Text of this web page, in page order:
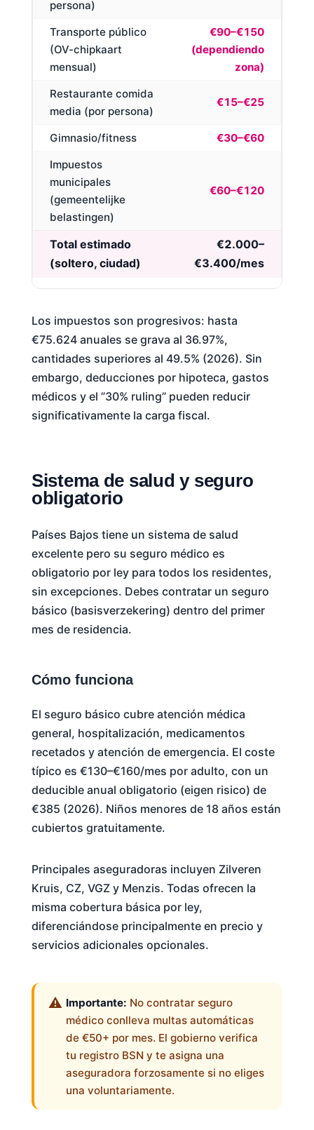
persona)
Transporte público
(OV-chipkaart
mensual)
€90–€150
(dependiendo
zona)
Restaurante comida
media (por persona)
€15–€25
Gimnasio/fitness
€30–€60
Impuestos
municipales
(gemeentelijke
belastingen)
€60–€120
Total estimado
(soltero, ciudad)
€2.000–
€3.400/mes
Los impuestos son progresivos: hasta
€75.624 anuales se grava al 36.97%,
cantidades superiores al 49.5% (2026). Sin
embargo, deducciones por hipoteca, gastos
médicos y el ”30% ruling” pueden reducir
significativamente la carga fiscal.
Sistema de salud y seguro
obligatorio
Países Bajos tiene un sistema de salud
excelente pero su seguro médico es
obligatorio por ley para todos los residentes,
sin excepciones. Debes contratar un seguro
básico (basisverzekering) dentro del primer
mes de residencia.
Cómo funciona
El seguro básico cubre atención médica
general, hospitalización, medicamentos
recetados y atención de emergencia. El coste
típico es €130–€160/mes por adulto, con un
deducible anual obligatorio (eigen risico) de
€385 (2026). Niños menores de 18 años están
cubiertos gratuitamente.
Principales aseguradoras incluyen Zilveren
Kruis, CZ, VGZ y Menzis. Todas ofrecen la
misma cobertura básica por ley,
diferenciándose principalmente en precio y
servicios adicionales opcionales.
Importante: No contratar seguro
médico conlleva multas automáticas
de €50+ por mes. El gobierno verifica
tu registro BSN y te asigna una
aseguradora forzosamente si no eliges
una voluntariamente.